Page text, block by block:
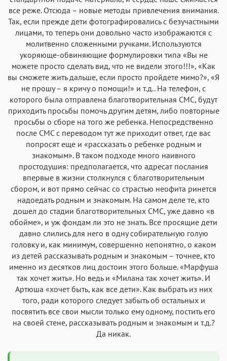
все реже. Отсюда – новые методы привлечения внимания.
Так, если прежде дети фотографировались с безучастными
лицами, то теперь они довольно часто изображаются с
молитвенно сложенными ручками. Используются
укоряюще-обвиняющие формулировки типа «Вы не
можете просто сделать вид, что не видели этого!!!», «Как
вы сможете жить дальше, если просто пройдете мимо?», «Я
не прошу – я кричу о помощи!» и т.д.. На телефон, с
которого была отправлена благотворительная СМС, будут
приходить просьбы помочь другим детям, либо повторные
просьбы о сборе на того же ребенка. Непосредственно
после СМС с переводом тут же приходит ответ, где вас
попросят еще и «рассказать о ребенке родным и
знакомым». В таком подходе много наивного
простодушия: предполагается, что адресат послания
впервые в жизни столкнулся с благотворительным
сбором, и вот прямо сейчас со страстью неофита ринется
надоедать родным и знакомым. На самом деле те, кто
дошел до стадии благотворительных СМС, уже давно «в
обойме», и уж фондам ли это не знать. Все просящие дети
давно слились для него в одну собирательную голую
головку и, как минимум, совершенно непонятно, о каком
из детей рассказывать родным и знакомым – точнее, кто
именно из десятков лиц достоин этого больше. «Марфуша
так хочет жить». Но ведь и «Милана так хочет жить». И
Артюша «хочет быть, как все дети». Как выбрать из них
того, ради которого следует забыть об остальных и
посвятить все свои мысли только ему одному, постить его
на своей стене, рассказывать родным и знакомым и т.д.?
Да никак.